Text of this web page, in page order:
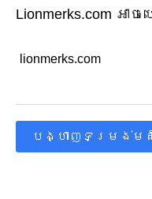
Lionmerks.com អា
lionmerks.com
បង្ហាញទម្រង់មតិ